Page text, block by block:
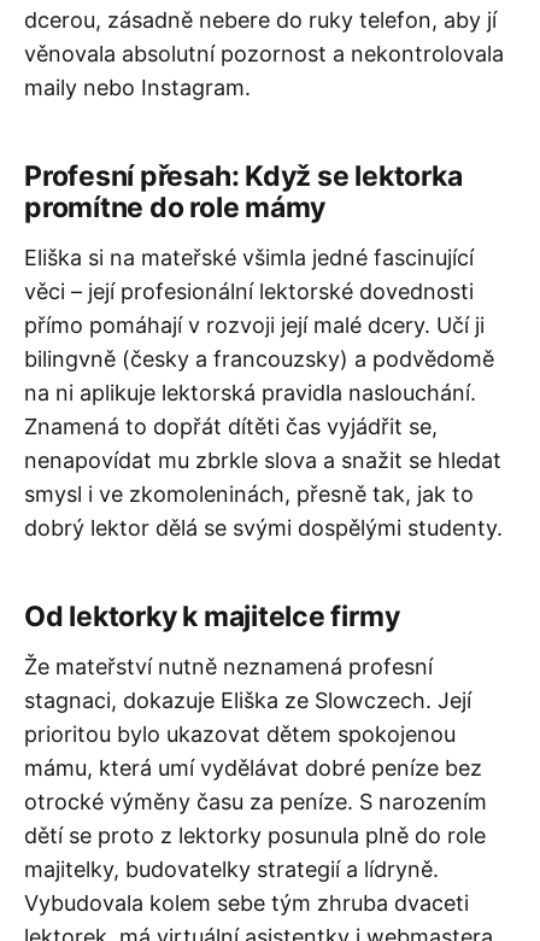
dcerou, zásadně nebere do ruky telefon, aby jí
věnovala absolutní pozornost a nekontrolovala
maily nebo Instagram.
Profesní přesah: Když se lektorka
promítne do role mámy
Eliška si na mateřské všimla jedné fascinující
věci – její profesionální lektorské dovednosti
přímo pomáhají v rozvoji její malé dcery. Učí ji
bilingvně (česky a francouzsky) a podvědomě
na ni aplikuje lektorská pravidla naslouchání.
Znamená to dopřát dítěti čas vyjádřit se,
nenapovídat mu zbrkle slova a snažit se hledat
smysl i ve zkomoleninách, přesně tak, jak to
dobrý lektor dělá se svými dospělými studenty.
Od lektorky k majitelce firmy
Že mateřství nutně neznamená profesní
stagnaci, dokazuje Eliška ze Slowczech. Její
prioritou bylo ukazovat dětem spokojenou
mámu, která umí vydělávat dobré peníze bez
otrocké výměny času za peníze. S narozením
dětí se proto z lektorky posunula plně do role
majitelky, budovatelky strategií a lídryně.
Vybudovala kolem sebe tým zhruba dvaceti